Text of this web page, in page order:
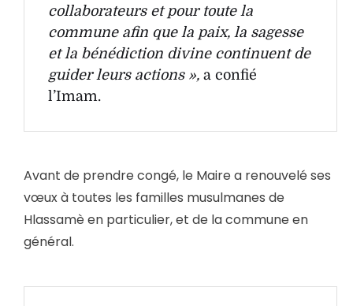
collaborateurs et pour toute la
commune afin que la paix, la sagesse
et la bénédiction divine continuent de
guider leurs actions », a confié
l’Imam.
Avant de prendre congé, le Maire a renouvelé ses
vœux à toutes les familles musulmanes de
Hlassamè en particulier, et de la commune en
général.